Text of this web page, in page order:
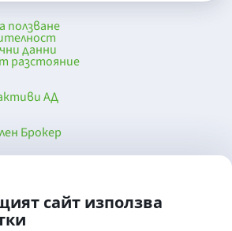
сайт използва
ползване
данни
разстояние
АД
Брокер
от Банка ДСК
страницата